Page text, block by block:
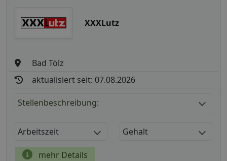
XXXLutz
Bad Tölz
aktualisiert seit: 07.08.2026
Stellenbeschreibung:
Arbeitszeit Gehalt
mehr Details